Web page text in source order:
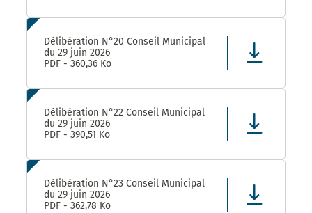
Délibération N°20 Conseil Municipal
du 29 juin 2026
PDF - 360,36 Ko
Délibération N°22 Conseil Municipal
du 29 juin 2026
PDF - 390,51 Ko
Délibération N°23 Conseil Municipal
du 29 juin 2026
PDF - 362,78 Ko